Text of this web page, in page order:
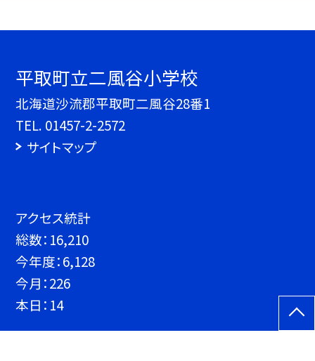
平取町立二風谷小学校
北海道沙流郡平取町二風谷28番1
TEL. 01457-2-2572
サイトマップ
アクセス統計
総数： 16,210
今年度：6,128
今月：226
本日： 14